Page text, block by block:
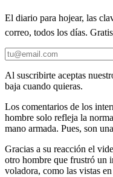
El diario para hojear, las
correo, todos los días.
Al suscribirte aceptas
baja cuando quieras.
Los comentarios de los
hombre solo refleja la
mano armada. Pues, son
Gracias a su reacción el
otro hombre que frustró un
voladora, como las vistas